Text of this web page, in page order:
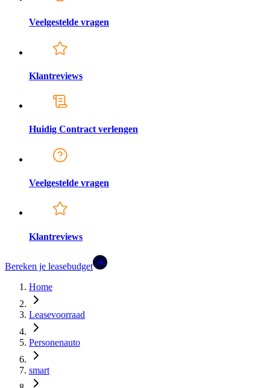
Veelgestelde vragen
Klantreviews
Huidig Contract verlengen
Veelgestelde vragen
Klantreviews
Bereken je leasebudget
Home
Leasevoorraad
Personenauto
smart